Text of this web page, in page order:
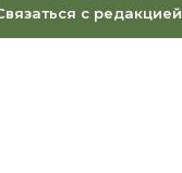
с редакцией